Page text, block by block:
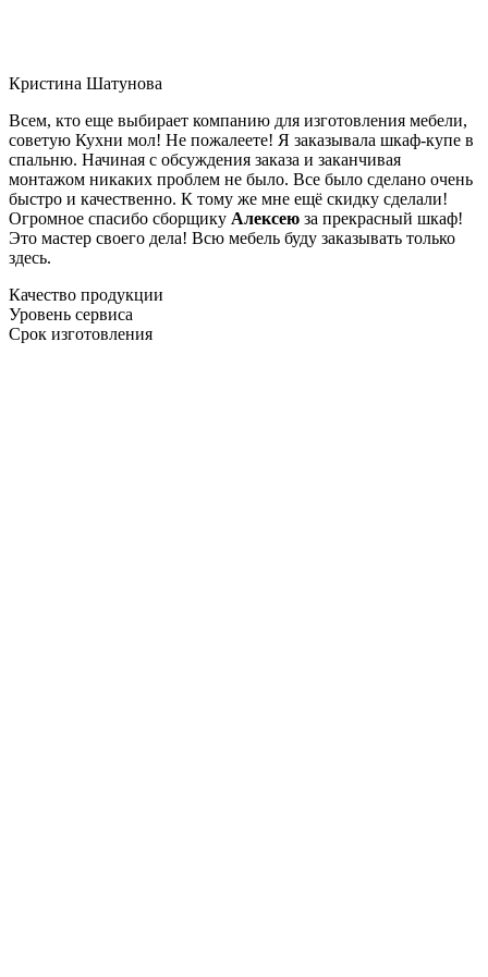
Кристина Шатунова
Всем, кто еще выбирает компанию для изготовления мебели,
советую Кухни мол! Не пожалеете! Я заказывала шкаф-купе в
спальню. Начиная с обсуждения заказа и заканчивая
монтажом никаких проблем не было. Все было сделано очень
быстро и качественно. К тому же мне ещё скидку сделали!
Огромное спасибо сборщику Алексею за прекрасный шкаф!
Это мастер своего дела! Всю мебель буду заказывать только
здесь.
Качество продукции
Уровень сервиса
Срок изготовления